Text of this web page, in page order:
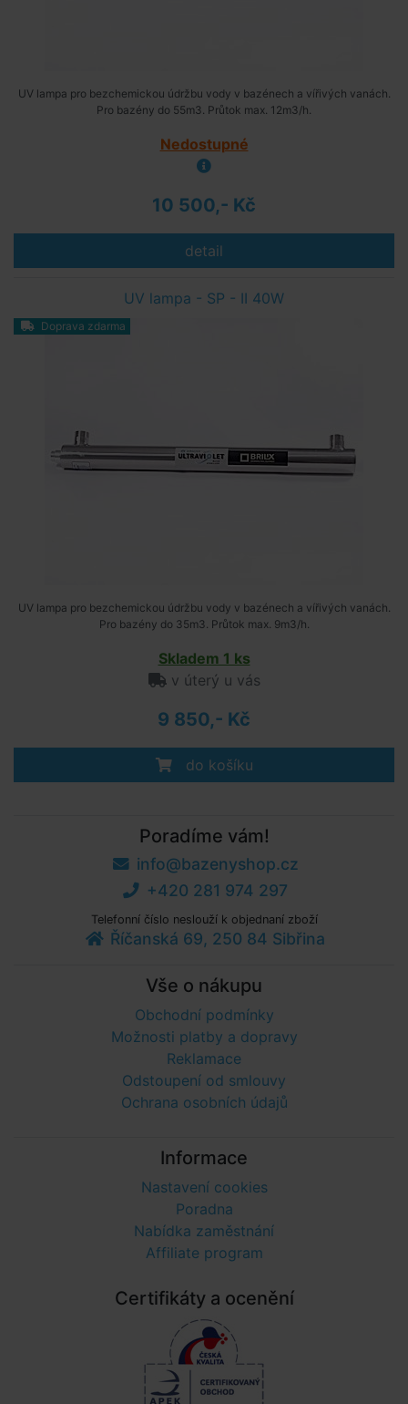
UV lampa pro bezchemickou údržbu vody v bazénech a vířivých vanách.
Pro bazény do 55m3. Průtok max. 12m3/h.
Nedostupné
10 500,- Kč
detail
UV lampa - SP - II 40W
Doprava zdarma
UV lampa pro bezchemickou údržbu vody v bazénech a vířivých vanách.
Pro bazény do 35m3. Průtok max. 9m3/h.
Skladem 1 ks
v úterý u vás
9 850,- Kč
do košíku
Poradíme vám!
info@bazenyshop.cz
+420 281 974 297
Telefonní číslo neslouží k objednaní zboží
Říčanská 69, 250 84 Sibřina
Vše o nákupu
Obchodní podmínky
Možnosti platby a dopravy
Reklamace
Odstoupení od smlouvy
Ochrana osobních údajů
Informace
Nastavení cookies
Poradna
Nabídka zaměstnání
Affiliate program
Certifikáty a ocenění